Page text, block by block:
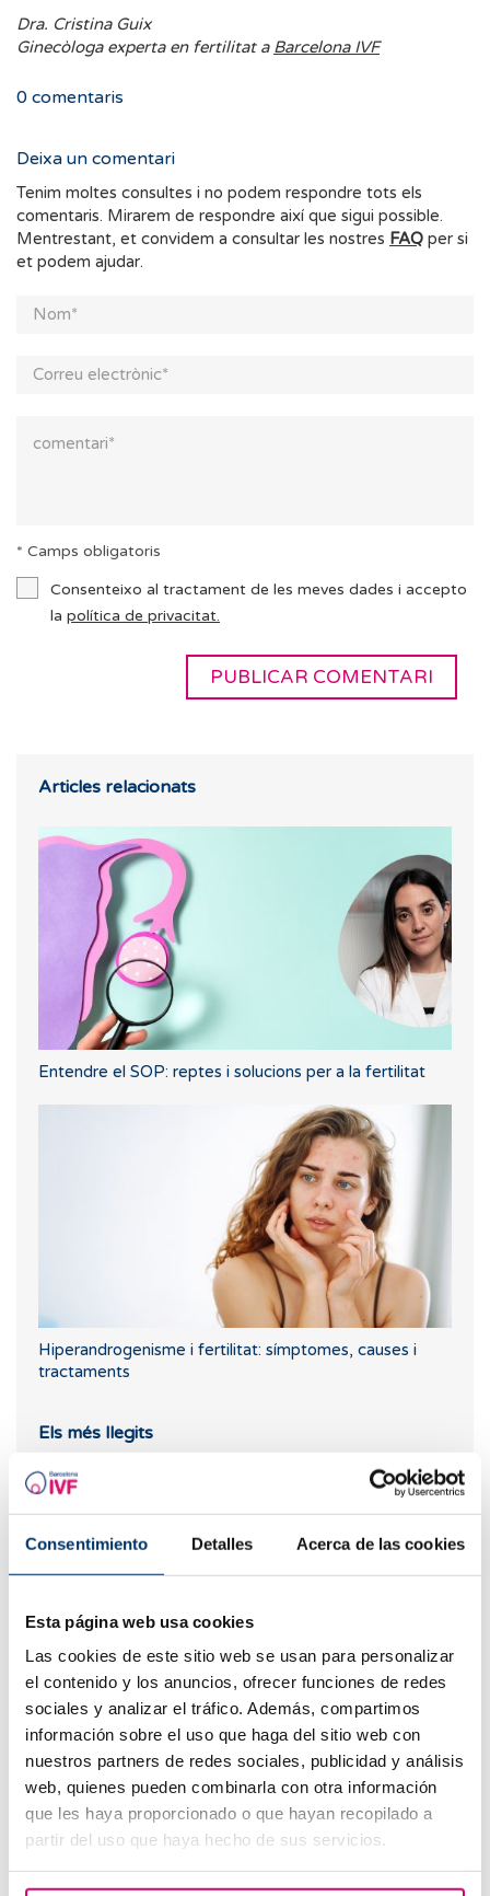
Consentimiento Detalles Acerca de las cookies
Esta página web usa cookies
Las cookies de este sitio web se usan para personalizar
el contenido y los anuncios, ofrecer funciones de redes
sociales y analizar el tráfico. Además, compartimos
información sobre el uso que haga del sitio web con
nuestros partners de redes sociales, publicidad y análisis
web, quienes pueden combinarla con otra información
que les haya proporcionado o que hayan recopilado a
partir del uso que haya hecho de sus servicios.
Dra. Cristina Guix
Ginecòloga experta en fertilitat a Barcelona IVF
0 comentaris
Deixa un comentari
Tenim moltes consultes i no podem respondre tots els
comentaris. Mirarem de respondre així que sigui possible.
Mentrestant, et convidem a consultar les nostres FAQ per si
et podem ajudar.
* Camps obligatoris
Consenteixo al tractament de les meves dades i accepto
la política de privacitat.
Articles relacionats
Entendre el SOP: reptes i solucions per a la fertilitat
Hiperandrogenisme i fertilitat: símptomes, causes i
tractaments
Els més llegits
Després d'una transferència embrionària, " pot caure’s
Epigenètica i fertilitat: com influeix el teu estil de vida
en l'expressió genètica de l'embrió